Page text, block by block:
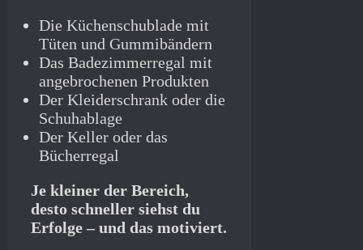
Die Küchenschublade mit
Tüten und Gummibändern
Das Badezimmerregal mit
angebrochenen Produkten
Der Kleiderschrank oder die
Schuhablage
Der Keller oder das
Bücherregal
Je kleiner der Bereich,
desto schneller siehst du
Erfolge – und das motiviert.